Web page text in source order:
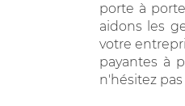
porte à
aidons les
votre
payantes à
n'hésitez